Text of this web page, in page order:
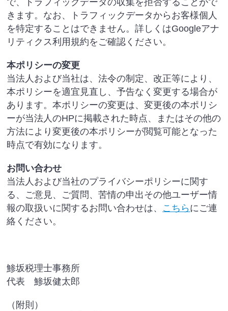
で、トラフィックデータの収集を拒否することがで
きます。なお、トラフィックデータからお客様個人
を特定することはできません。詳しくはGoogleアナ
リティクス利用規約をご確認ください。
本ポリシーの変更
当法人および当社は、法令の制定、改正等により、
本ポリシーを適宜見直し、予告なく変更する場合が
あります。本ポリシーの変更は、変更後の本ポリシ
ーが当法人のHPに掲載された時点、またはその他の
方法により変更後の本ポリシーが閲覧可能となった
時点で有効になります。
お問い合わせ
当法人および当社のプライバシーポリシーに関す
る、ご意見、ご質問、苦情の申出その他ユーザー情
報の取扱いに関するお問い合わせは、 こちらにご連
絡ください。
鯵坂税理士事務所
代表鯵坂健太郎
（附則）